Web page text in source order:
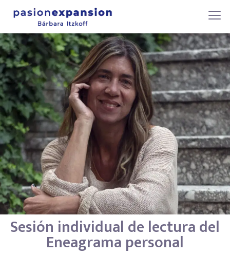
Sesión individual de lectura del
Eneagrama personal